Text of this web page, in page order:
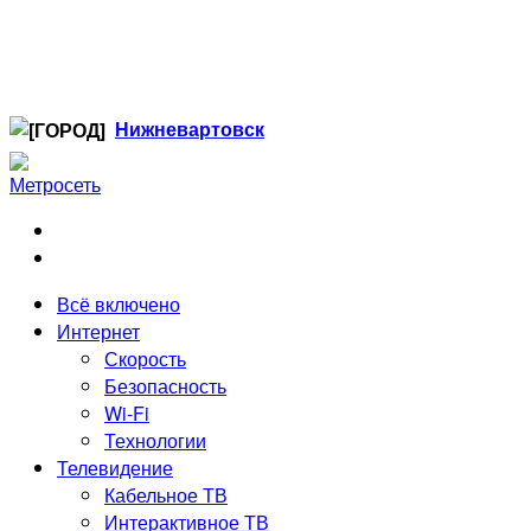
Нижневартовск
Лангепас
Радужный
Сургут
Стрежевой
Тюмень
Всё включено
Интернет
Скорость
Безопасность
Wi-Fi
Технологии
Телевидение
Кабельное ТВ
Интерактивное ТВ